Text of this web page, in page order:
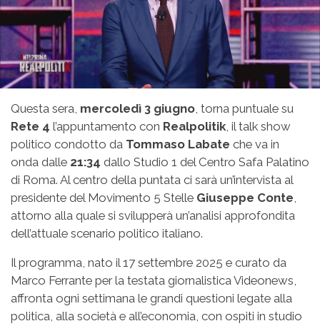
Questa sera, mercoledì 3 giugno, torna puntuale su
Rete 4 l’appuntamento con Realpolitik, il talk show
politico condotto da Tommaso Labate che va in
onda dalle 21:34 dallo Studio 1 del Centro Safa Palatino
di Roma. Al centro della puntata ci sarà un’intervista al
presidente del Movimento 5 Stelle Giuseppe Conte,
attorno alla quale si svilupperà un’analisi approfondita
dell’attuale scenario politico italiano.
Il programma, nato il 17 settembre 2025 e curato da
Marco Ferrante per la testata giornalistica Videonews,
affronta ogni settimana le grandi questioni legate alla
politica, alla società e all’economia, con ospiti in studio